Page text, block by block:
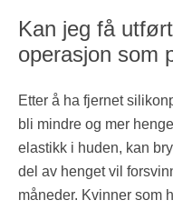
Kan jeg få
operasjon som
Etter å ha fjernet
bli mindre og mer
elastikk i huden, kan
del av henget vil
måneder. Kvinner som